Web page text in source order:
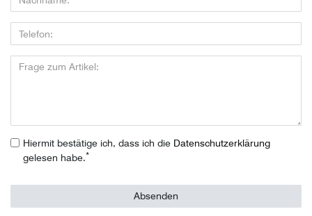
Hiermit bestätige ich, dass ich die Daten­schutz­erklärung
gelesen habe.*
Absenden